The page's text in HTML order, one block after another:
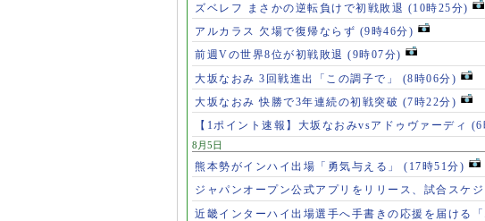
ズベレフ まさかの逆転負けで初戦敗退 (10時25分)
アルカラス 欠場で復帰ならず (9時46分)
前週Vの世界8位が初戦敗退 (9時07分)
大坂なおみ 3回戦進出「この調子で」 (8時06分)
大坂なおみ 快勝で3年連続の初戦突破 (7時22分)
【1ポイント速報】大坂なおみvsアドゥヴァーディ (6
8月5日
熊本勢がインハイ出場「勇気与える」 (17時51分)
ジャパンオープン公式アプリをリリース、試合スケ
近畿インターハイ出場選手へ手書きの応援を届ける